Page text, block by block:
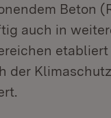
Beton
auch in
etabliert
der